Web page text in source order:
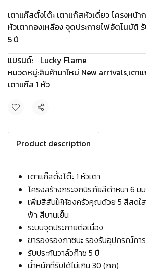
เตาแก๊สตั้งโต๊ะ เตาแก๊สหัวเดี่ยว โครงหน้
หัวเตาทองเหลือง จุดประกายไฟอัตโนมัติ
5 ปี
แบรนด์: Lucky Flame
หมวดหมู่:สินค้ามาใหม่ New arrivals,เตา
เตาแก๊ส 1 หัว
แชร์
Product description
เตาแก๊สตั้งโต๊ะ 1 หัวเตา
โครงสร้างกระจกนิรภัยสีดำหนา 6 ม
เพิ่มสีสันให้ห้องครัวคุณด้วย 5 สีสดใ
ฟ้า สีบานเย็น
ระบบจุดประกายต่อเนื่อง
ขารองรองภาชนะ รองรับอุปกรณ์กา
รับประกันวาล์วก๊าซ 5 ปี
น้ำหนักที่รับได้ไม่เกิน 30 (กก)